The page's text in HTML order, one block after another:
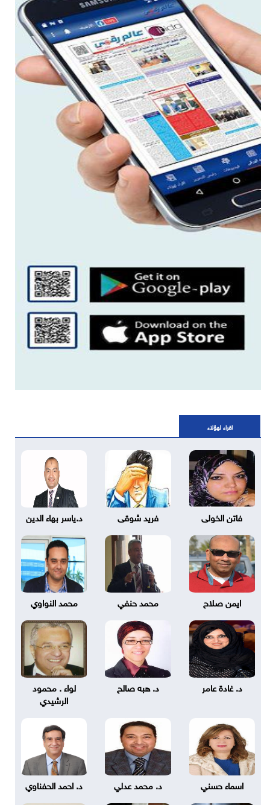
اقراء لهؤلاء
فاتن الخولى فريد شوقى د.ياسر بهاء الدين
ايمن صلاح محمد حنفي محمد النواوي
د. غادة عامر د. هبه صالح
لواء . محمود
الرشيدي
اسماء حسني د. محمد عدلي د. احمد الحفناوي